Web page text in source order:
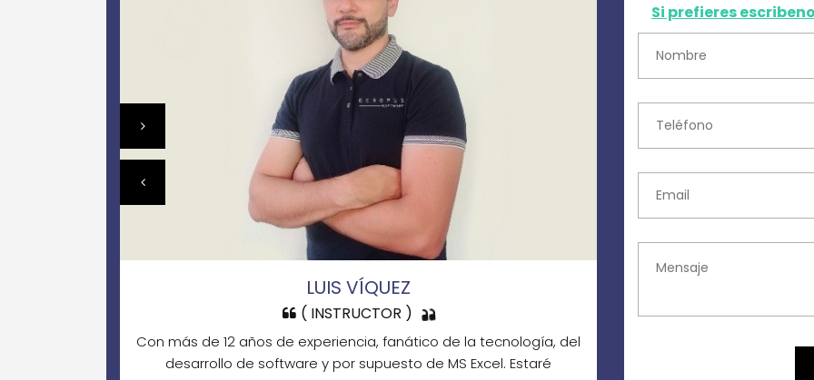
LUIS VÍQUEZ
( INSTRUCTOR )
Con más de 12 años de experiencia, fanático de la tecnología, del
desarrollo de software y por supuesto de MS Excel. Estaré
Si prefieres